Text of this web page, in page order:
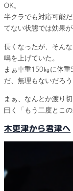
OK。
半クラでも対応可能
てない状態では効果
長くなったが、そん
鳴を上げていた。
まぁ車重150㎏に体
だ、無理もないだろう
まぁ、なんとか渡り切
曰く「もう二度とこ
木更津から君津へ